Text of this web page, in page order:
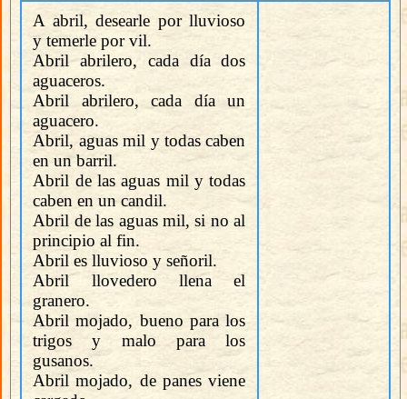
A abril, desearle por lluvioso
y temerle por vil.
Abril abrilero, cada día dos
aguaceros.
Abril abrilero, cada día un
aguacero.
Abril, aguas mil y todas caben
en un barril.
Abril de las aguas mil y todas
caben en un candil.
Abril de las aguas mil, si no al
principio al fin.
Abril es lluvioso y señoril.
Abril llovedero llena el
granero.
Abril mojado, bueno para los
trigos y malo para los
gusanos.
Abril mojado, de panes viene